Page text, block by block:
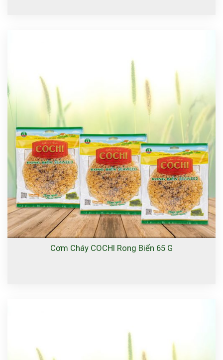
Cơm Cháy COCHI Rong Biển 65 G